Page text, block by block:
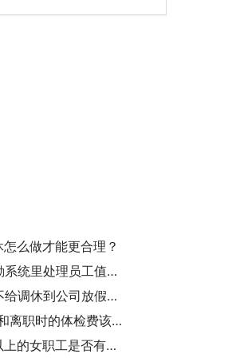
么做才能更合理？
【考勤管理干货】如何在考勤系统里处理员工值班情况？
【诚展考勤管理】周末加班不给调休到公司放假中的非公休假，年假不得在公司放假时间内请假合理吗？
【诚展HR干货】员工到岗前和离职时的体检费该谁承担？
【诚展HR干货】怀孕7个月以上的女职工是否有每天一小时公休时间？